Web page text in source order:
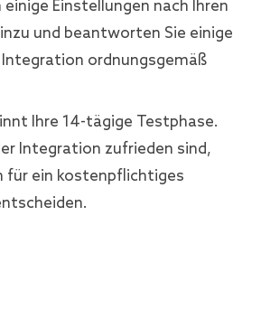
einige Einstellungen nach Ihren
und beantworten Sie einige
Integration ordnungsgemäß
Ihre 14-tägige Testphase.
Integration zufrieden sind,
für ein kostenpflichtiges